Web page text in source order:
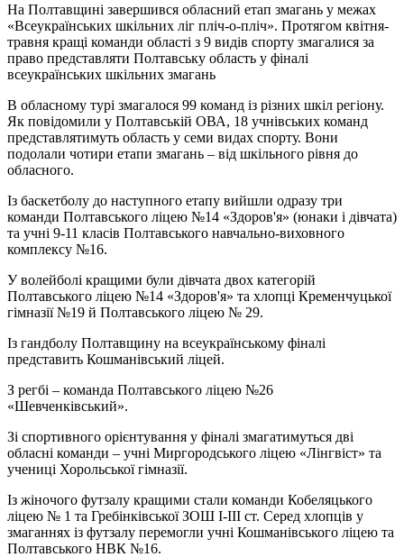
На Полтавщині завершився обласний етап змагань у межах
«Всеукраїнських шкільних ліг пліч-о-пліч». Протягом квітня-
травня кращі команди області з 9 видів спорту змагалися за
право представляти Полтавську область у фіналі
всеукраїнських шкільних змагань
В обласному турі змагалося 99 команд із різних шкіл регіону.
Як повідомили у Полтавській ОВА, 18 учнівських команд
представлятимуть область у семи видах спорту. Вони
подолали чотири етапи змагань – від шкільного рівня до
обласного.
Із баскетболу до наступного етапу вийшли одразу три
команди Полтавського ліцею №14 «Здоров'я» (юнаки і дівчата)
та учні 9-11 класів Полтавського навчально-виховного
комплексу №16.
У волейболі кращими були дівчата двох категорій
Полтавського ліцею №14 «Здоров'я» та хлопці Кременчуцької
гімназії №19 й Полтавського ліцею № 29.
Із гандболу Полтавщину на всеукраїнському фіналі
представить Кошманівський ліцей.
З регбі – команда Полтавського ліцею №26
«Шевченківський».
Зі спортивного орієнтування у фіналі змагатимуться дві
обласні команди – учні Миргородського ліцею «Лінгвіст» та
учениці Хорольської гімназії.
Із жіночого футзалу кращими стали команди Кобеляцького
ліцею № 1 та Гребінківської ЗОШ І-ІІІ ст. Серед хлопців у
змаганнях із футзалу перемогли учні Кошманівського ліцею та
Полтавського НВК №16.